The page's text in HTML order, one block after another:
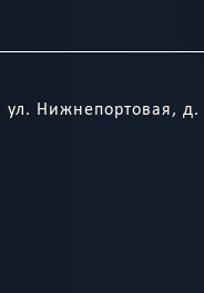
ул. Нижнепортовая,